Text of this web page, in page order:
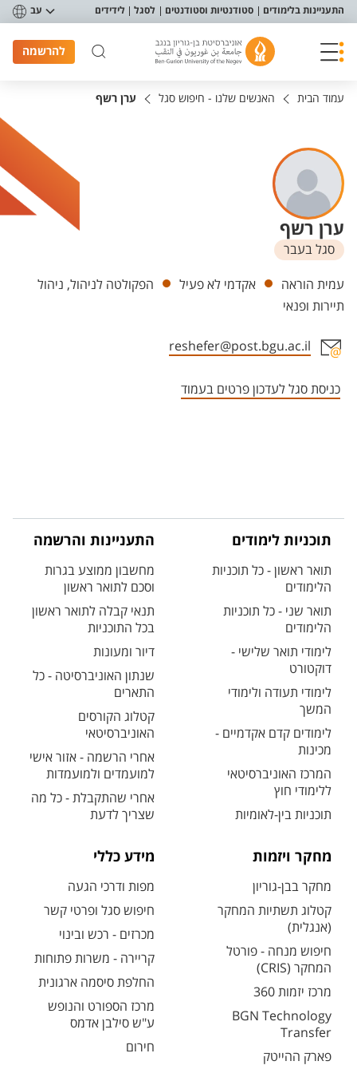
תפריט נגישות
התעניינות בלימודים סטודנטיות וסטודנטים לסגל לידידים עב
להרשמה
עמוד הבית האנשים שלנו - חיפוש סגל ערן רשף
ערן רשף
סגל בעבר
יחידות
עמית הוראה אקדמי לא פעיל
הפקולטה לניהול, ניהול
תיירות ופנאי
reshefer@post.bgu.ac.il
כניסת סגל לעדכון פרטים בעמוד
תוכניות לימודים
תואר ראשון - כל תוכניות
הלימודים
תואר שני - כל תוכניות
הלימודים
לימודי תואר שלישי -
דוקטורט
לימודי תעודה ולימודי
המשך
לימודים קדם אקדמיים -
מכינות
המרכז האוניברסיטאי
ללימודי חוץ
תוכניות בין-לאומיות
התעניינות והרשמה
מחשבון ממוצע בגרות
וסכם לתואר ראשון
תנאי קבלה לתואר ראשון
בכל התוכניות
דיור ומעונות
שנתון האוניברסיטה - כל
התארים
קטלוג הקורסים
האוניברסיטאי
אחרי הרשמה - אזור אישי
למועמדים ולמועמדות
אחרי שהתקבלת - כל מה
שצריך לדעת
מחקר ויזמות
מחקר בבן-גוריון
קטלוג תשתיות המחקר
(אנגלית)
חיפוש מנחה - פורטל
המחקר (CRIS)
מרכז יזמות 360
BGN Technology
Transfer
פארק ההייטק
מידע כללי
מפות ודרכי הגעה
חיפוש סגל ופרטי קשר
מכרזים - רכש ובינוי
קריירה - משרות פתוחות
החלפת סיסמה ארגונית
מרכז הספורט והנופש
ע"ש סילבן אדמס
חירום